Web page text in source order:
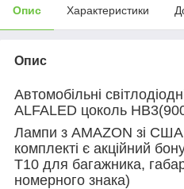
Опис Характеристики
Опис
Автомобільні
ALFALED цоколь
Лампи з AMAZON зі
комплекті є акційний
T10 для багажника,
номерного знака)